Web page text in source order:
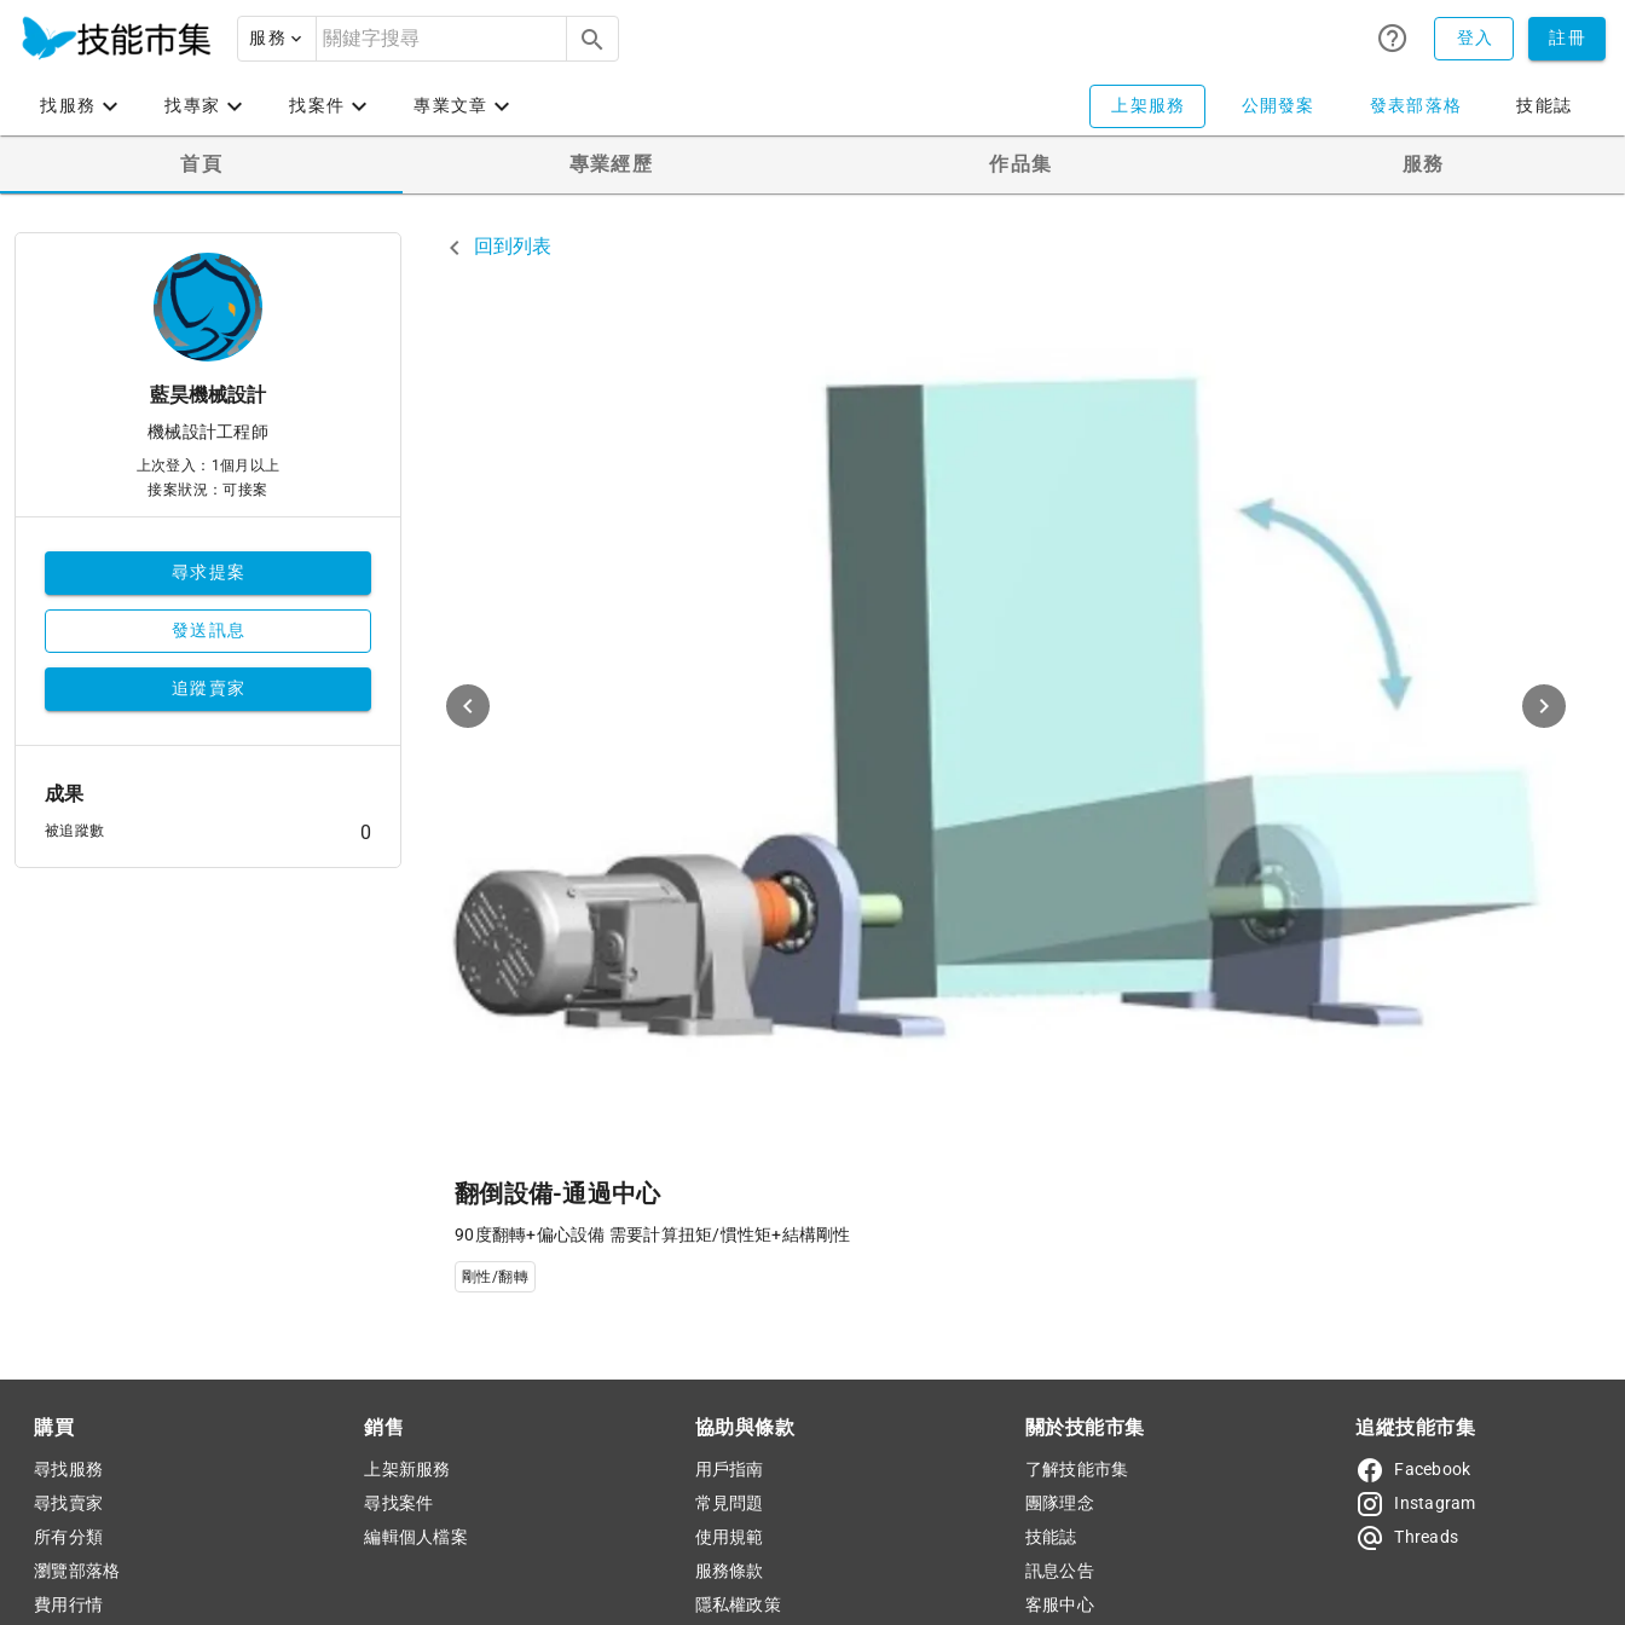
服務 登入 註冊
找服務 找專家 找案件 專業文章 上架服務 公開發案 發表部落格 技能誌
首頁 專業經歷 作品集 服務
藍昊機械設計
機械設計工程師
上次登入：1個月以上
接案狀況：可接案
尋求提案
發送訊息
追蹤賣家
成果
被追蹤數 0
回到列表
翻倒設備-通過中心
90度翻轉+偏心設備 需要計算扭矩/慣性矩+結構剛性
剛性/翻轉
購買
尋找服務
尋找賣家
所有分類
瀏覽部落格
費用行情
銷售
上架新服務
尋找案件
編輯個人檔案
協助與條款
用戶指南
常見問題
使用規範
服務條款
隱私權政策
關於技能市集
了解技能市集
團隊理念
技能誌
訊息公告
客服中心
追縱技能市集
Facebook
Instagram
Threads